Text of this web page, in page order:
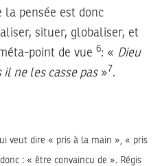
pensée est donc
situer, globaliser, et
point de vue 6: « Dieu
il ne les casse pas»7.
veut dire « pris à la main », « pris
: « être convaincu de ». Régis